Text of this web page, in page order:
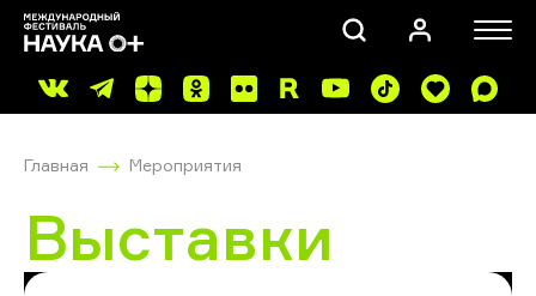
Главная Мероприятия
Выставки